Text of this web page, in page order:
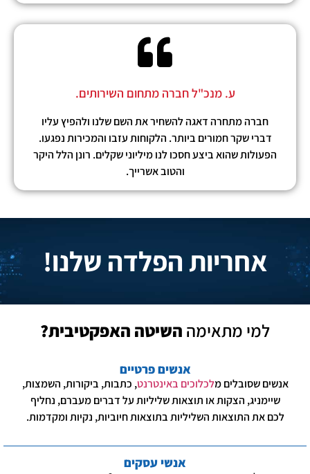
ע. מנכ"ל חברה מתחום השירותים.
חברה מתחרה דאגה להשחיר את השם שלנו ולהפיץ עליו
דברי שקר חמורים ביותר. הלקוחות עזבו והמכירות נפגעו.
הפעולות שהוא ביצע חסכו לנו מיליוני שקלים. רונן הלל היקר
והטוב אשרייך.
אחריות הפלדה שלנו!
למי מתאימה השיטה האפקטיבית?
אנשים פרטיים
אנשים שסובלים מלכלוכים באינטרנט, כתבות, ביקורות, השמצות,
שיימניג, הצקות או תוצאות שליליות על דברים מעברם, נחליף
לכם את התוצאות השליליות בתוצאות חיוביות, נקיות ומקדמות.
אנשי עסקים